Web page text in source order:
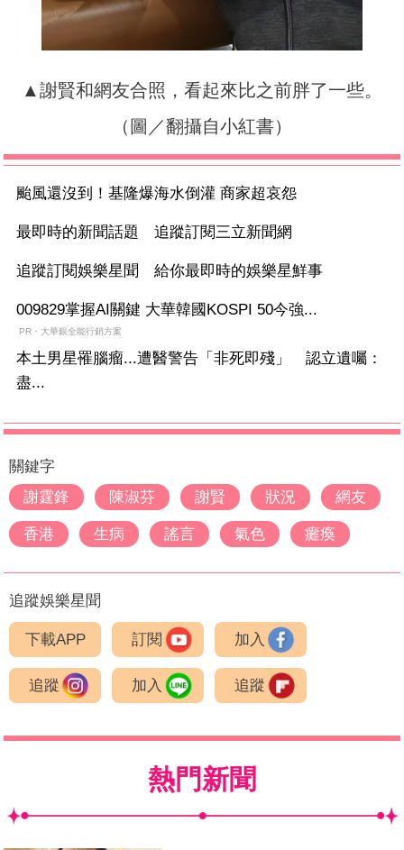
▲謝賢和網友合照，看起來比之前胖了一些。
（圖／翻攝自小紅書）
颱風還沒到！基隆爆海水倒灌 商家超哀怨
最即時的新聞話題 追蹤訂閱三立新聞網
追蹤訂閱娛樂星聞 給你最即時的娛樂星鮮事
009829掌握AI關鍵 大華韓國KOSPI 50今強...
PR・大華銀全能行銷方案
本土男星罹腦瘤...遭醫警告「非死即殘」 認立遺囑：
盡...
關鍵字
謝霆鋒
陳淑芬 謝賢 狀況 網友
香港 生病 謠言 氣色 癱瘓
追蹤娛樂星聞
下載APP 訂閱 加入
追蹤 加入 追蹤
熱門新聞